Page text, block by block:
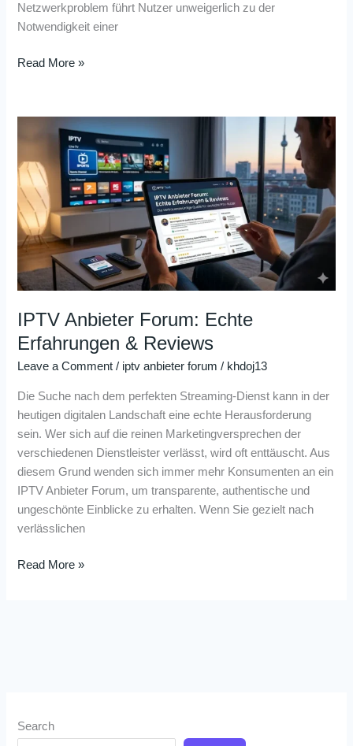
Netzwerkproblem führt Nutzer unweigerlich zu der
Notwendigkeit einer
Read More »
IPTV Anbieter Forum: Echte
Erfahrungen & Reviews
Leave a Comment / iptv anbieter forum / khdoj13
Die Suche nach dem perfekten Streaming-Dienst kann in der
heutigen digitalen Landschaft eine echte Herausforderung
sein. Wer sich auf die reinen Marketingversprechen der
verschiedenen Dienstleister verlässt, wird oft enttäuscht. Aus
diesem Grund wenden sich immer mehr Konsumenten an ein
IPTV Anbieter Forum, um transparente, authentische und
ungeschönte Einblicke zu erhalten. Wenn Sie gezielt nach
verlässlichen
Anbieter
Forum:
Echte
Erfahrungen
&
Reviews
Read More »
Search